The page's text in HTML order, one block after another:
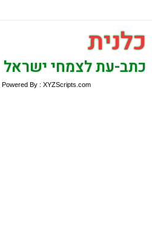
כלנית
כתב-עת לצמחי ישראל
Powered By : XYZScripts.com